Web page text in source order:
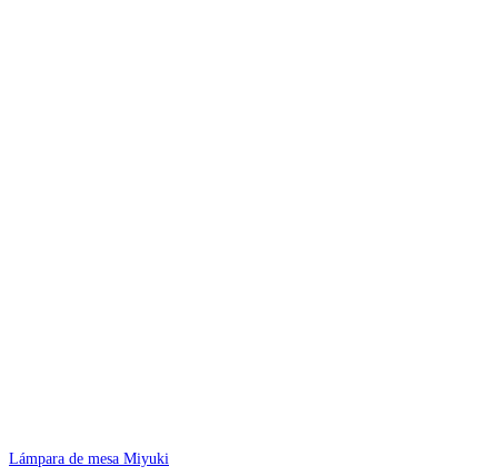
Lámpara de mesa Miyuki